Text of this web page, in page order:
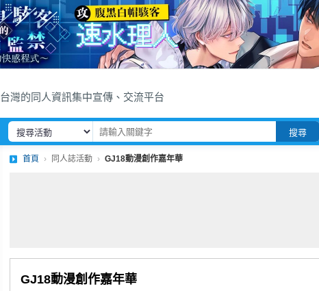
台灣的同人資訊集中宣傳、交流平台
搜尋
首頁 同人誌活動 GJ18動漫創作嘉年華
GJ18動漫創作嘉年華